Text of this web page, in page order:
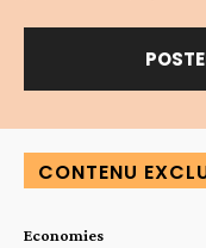
CONTENU
Economies